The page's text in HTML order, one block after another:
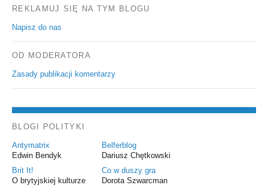
REKLAMUJ SIĘ NA TYM BLOGU
Napisz do nas
OD MODERATORA
Zasady publikacji komentarzy
BLOGI POLITYKI
Antymatrix
Edwin Bendyk
Belferblog
Dariusz Chętkowski
Brit It!
O brytyjskiej kulturze
Co w duszy gra
Dorota Szwarcman